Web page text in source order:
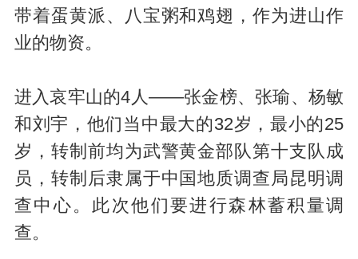
带着蛋黄派、八宝粥和鸡翅，作为进山作
业的物资。
进入哀牢山的4人——张金榜、张瑜、杨敏
和刘宇，他们当中最大的32岁，最小的25
岁，转制前均为武警黄金部队第十支队成
员，转制后隶属于中国地质调查局昆明调
查中心。此次他们要进行森林蓄积量调
查。